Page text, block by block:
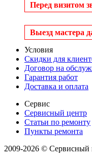
Перед визитом
Выезд мастера
Условия
Скидки для
Договор на
Гарантия работ
Доставка и оплата
Сервис
Сервисный центр
Статьи по ремонту
Пункты ремонта
2009-2026 ©